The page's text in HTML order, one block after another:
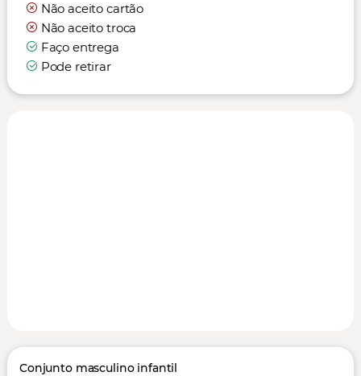
Não aceito cartão
Não aceito troca
Faço entrega
Pode retirar
Conjunto masculino infantil